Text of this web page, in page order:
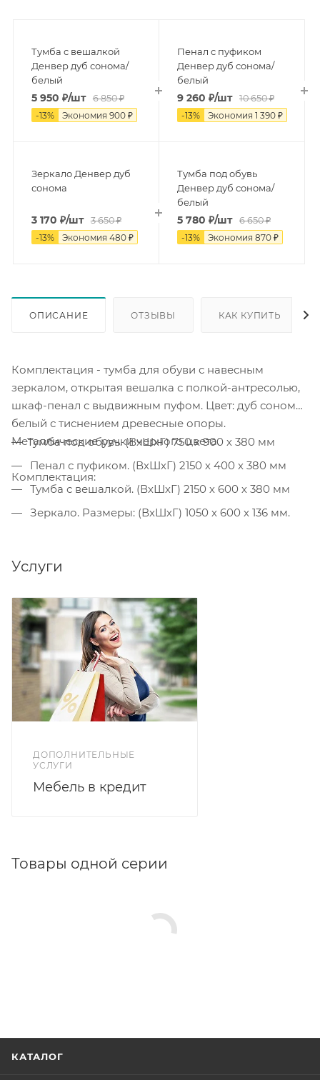
Тумба с вешалкой
Денвер дуб сонома/
белый
5 950 ₽/шт 6 850₽
-13% Экономия 900₽
Пенал с пуфиком
Денвер дуб сонома/
белый
9 260 ₽/шт 10 650₽
-13% Экономия 1 390 ₽
Зеркало Денвер дуб
сонома
3 170 ₽/шт 3 650₽
-13% Экономия 480₽
Тумба под обувь
Денвер дуб сонома/
белый
5 780 ₽/шт 6 650₽
-13% Экономия 870 ₽
ОПИСАНИЕ ОТЗЫВЫ КАК КУПИТЬ
Комплектация - тумба для обуви с навесным
зеркалом, открытая вешалка с полкой-антресолью,
шкаф-пенал с выдвижным пуфом. Цвет: дуб сонома/
белый с тиснением древесные опоры.
Металлические ручки черного цвета.
Комплектация:
Тумба под обувь. (ВхШхГ) 750 х 900 х 380 мм
Пенал с пуфиком. (ВхШхГ) 2150 х 400 х 380 мм
Тумба с вешалкой. (ВхШхГ) 2150 х 600 х 380 мм
Зеркало. Размеры: (ВхШхГ) 1050 х 600 х 136 мм.
Услуги
ДОПОЛНИТЕЛЬНЫЕ
УСЛУГИ
Мебель в кредит
Товары одной серии
КАТАЛОГ